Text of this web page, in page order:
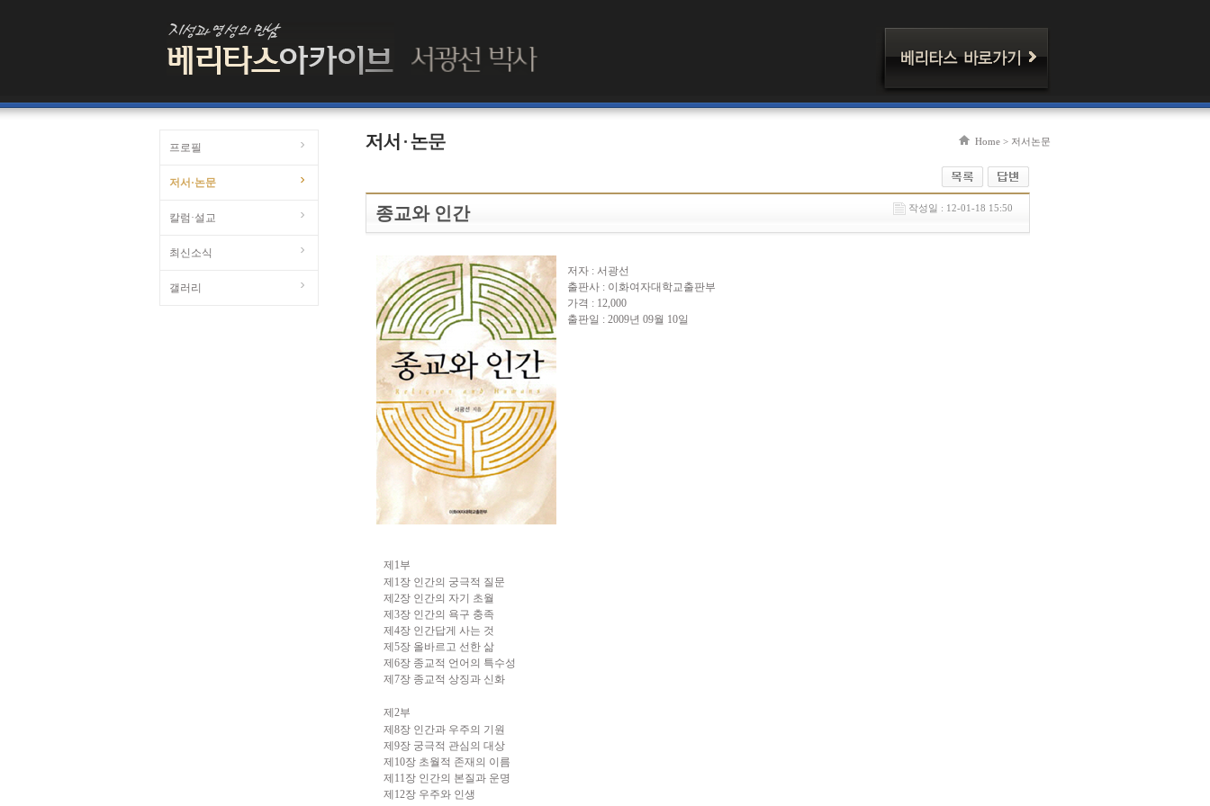
프로필
저서·논문
칼럼·설교
최신소식
갤러리
Home > 저서논문
종교와 인간 작성일 : 12-01-18 15:50
저자 : 서광선
출판사 : 이화여자대학교출판부
가격 : 12,000
출판일 : 2009년 09월 10일
제1부
제1장 인간의 궁극적 질문
제2장 인간의 자기 초월
제3장 인간의 욕구 충족
제4장 인간답게 사는 것
제5장 올바르고 선한 삶
제6장 종교적 언어의 특수성
제7장 종교적 상징과 신화
제2부
제8장 인간과 우주의 기원
제9장 궁극적 관심의 대상
제10장 초월적 존재의 이름
제11장 인간의 본질과 운명
제12장 우주와 인생